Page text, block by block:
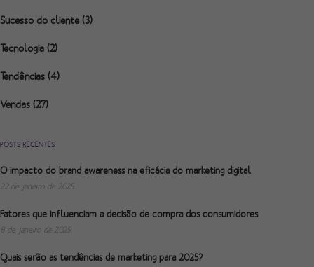
Sucesso do cliente (3)
Tecnologia (2)
Tendências (4)
Vendas (27)
POSTS RECENTES
O impacto do brand awareness na eficácia do marketing digital
22 de janeiro de 2025
Fatores que influenciam a decisão de compra dos consumidores
8 de janeiro de 2025
Quais serão as tendências de marketing para 2025?